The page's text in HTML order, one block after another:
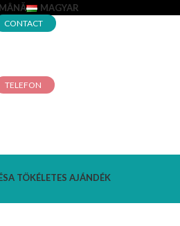
MAGYAR
CONTACT
TELEFON
A TÖKÉLETES AJÁNDÉK